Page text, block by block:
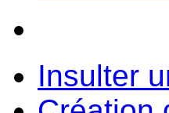
Insulter